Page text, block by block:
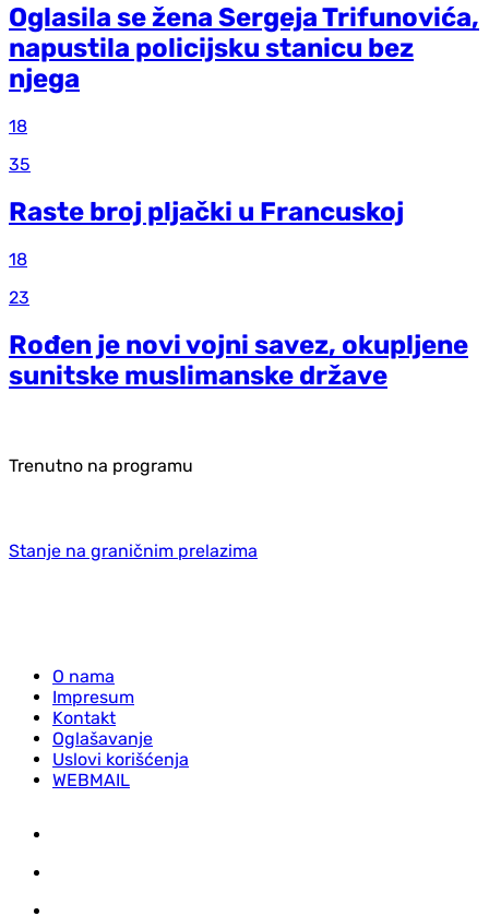
Oglasila se žena Sergeja Trifunovića,
napustila policijsku stanicu bez
njega
18
35
Raste broj pljački u Francuskoj
18
23
Rođen je novi vojni savez, okupljene
sunitske muslimanske države
Trenutno na programu
Stanje na graničnim prelazima
O nama
Impresum
Kontakt
Oglašavanje
Uslovi korišćenja
WEBMAIL